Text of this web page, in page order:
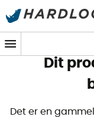
Dit
Det er en